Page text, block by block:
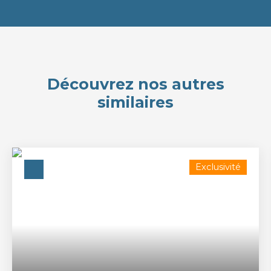
Découvrez nos autres
similaires
Exclusivité